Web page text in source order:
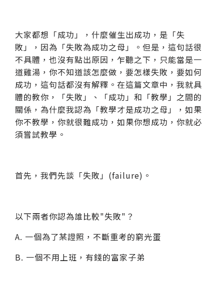
大家都想「成功」，什麼催生出成功，是「失
敗」，因為「失敗為成功之母」。但是，這句話很
不具體，也沒有點出原因，乍聽之下，只能當是一
道雞湯，你不知道該怎麼做，要怎樣失敗，要如何
成功，這句話都沒有解釋。在這篇文章中，我就具
體的教你，
「失敗」、「成功」和「教學」 之間的
關係， 為什麼我認為 「教學才是成功之母」，如果
你不教學，你就很難成功，如果你想成功，你就必
須嘗試教學。
首先，我們先談「失敗」(failure)。
以下兩者你認為誰比較"失敗"？
A. 一個為了某證照，不斷重考的窮光蛋
B. 一個不用上班，有錢的富家子弟